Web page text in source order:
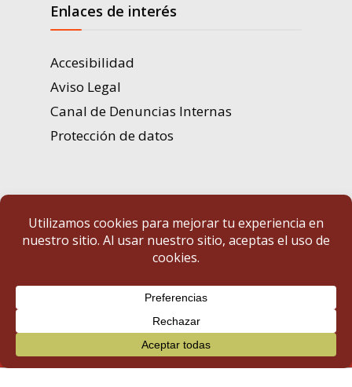
Enlaces de interés
Accesibilidad
Aviso Legal
Canal de Denuncias Internas
Protección de datos
Portal de Transparencia | Diputación de Badajoz